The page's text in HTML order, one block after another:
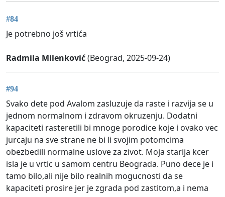
#84
Je potrebno još vrtića
Radmila Milenković(Beograd, 2025-09-24)
#94
Svako dete pod Avalom zasluzuje da raste i razvija se u
jednom normalnom i zdravom okruzenju. Dodatni
kapaciteti rasteretili bi mnoge porodice koje i ovako vec
jurcaju na sve strane ne bi li svojim potomcima
obezbedili normalne uslove za zivot. Moja starija kcer
isla je u vrtic u samom centru Beograda. Puno dece je i
tamo bilo,ali nije bilo realnih mogucnosti da se
kapaciteti prosire jer je zgrada pod zastitom,a i nema